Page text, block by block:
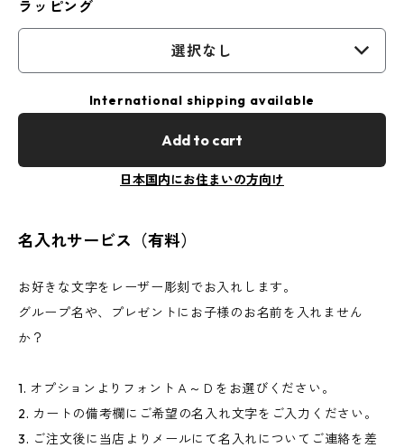
ラッピング
選択なし
International shipping available
Add to cart
日本国内にお住まいの方向け
名入れサービス（有料）
お好きな文字をレーザー彫刻でお入れします。
グループ名や、プレゼントにお子様のお名前を入れません
か？
1. オプションよりフォントＡ～Ｄをお選びください。
2. カートの備考欄にご希望の名入れ文字をご入力ください。
3. ご注文後に当店よりメールにて名入れについてご連絡を差